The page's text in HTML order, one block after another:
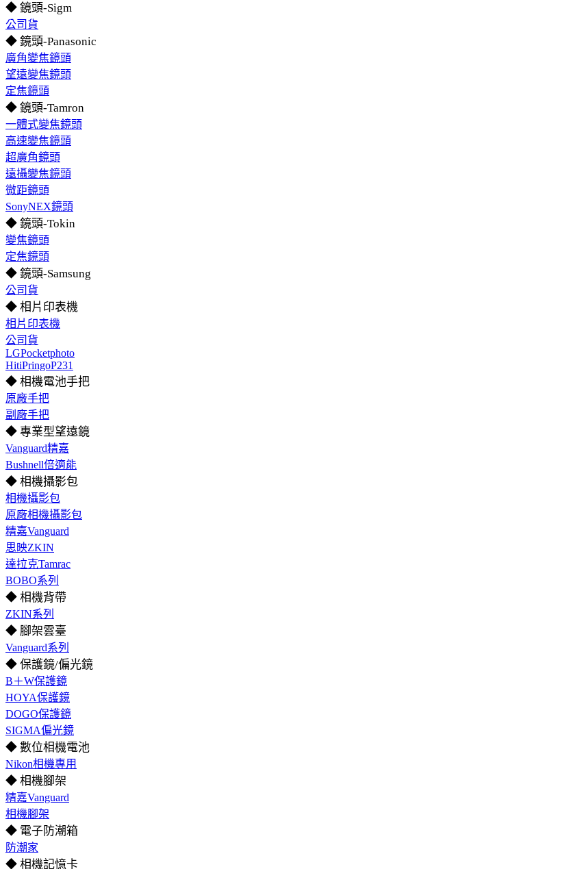
◆ 鏡頭-Sigm
公司貨
◆ 鏡頭-Panasonic
廣角變焦鏡頭
望遠變焦鏡頭
定焦鏡頭
◆ 鏡頭-Tamron
一體式變焦鏡頭
高速變焦鏡頭
超廣角鏡頭
遠攝變焦鏡頭
微距鏡頭
SonyNEX鏡頭
◆ 鏡頭-Tokin
變焦鏡頭
定焦鏡頭
◆ 鏡頭-Samsung
公司貨
◆ 相片印表機
相片印表機
公司貨
LGPocketphoto
HitiPringoP231
◆ 相機電池手把
原廠手把
副廠手把
◆ 專業型望遠鏡
Vanguard精嘉
Bushnell倍適能
◆ 相機攝影包
相機攝影包
原廠相機攝影包
精嘉Vanguard
思映ZKIN
達拉克Tamrac
BOBO系列
◆ 相機背帶
ZKIN系列
◆ 腳架雲臺
Vanguard系列
◆ 保護鏡/偏光鏡
B＋W保護鏡
HOYA保護鏡
DOGO保護鏡
SIGMA偏光鏡
◆ 數位相機電池
Nikon相機專用
◆ 相機腳架
精嘉Vanguard
相機腳架
◆ 電子防潮箱
防潮家
◆ 相機記憶卡